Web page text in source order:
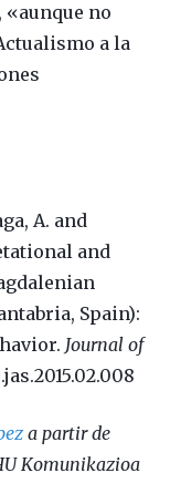
no
a la
A. and
and
Spain):
Journal of
a partir de
Komunikazioa